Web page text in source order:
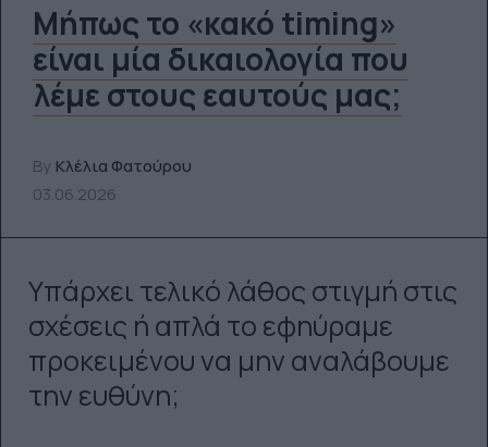
Μήπως το «κακό timing»
είναι μία δικαιολογία που
λέμε στους εαυτούς μας;
By Κλέλια Φατούρου
03.06.2026
Υπάρχει τελικό λάθος στιγμή στις
σχέσεις ή απλά το εφηύραμε
προκειμένου να μην αναλάβουμε
την ευθύνη;